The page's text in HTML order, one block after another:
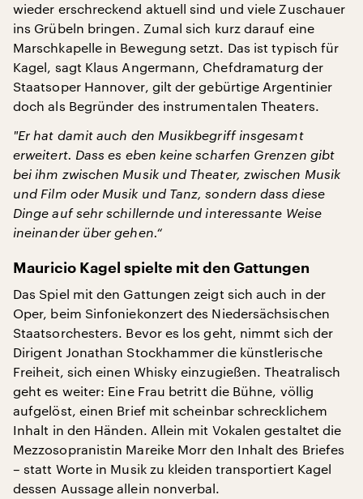
wieder erschreckend aktuell sind und viele Zuschauer
ins Grübeln bringen. Zumal sich kurz darauf eine
Marschkapelle in Bewegung setzt. Das ist typisch für
Kagel, sagt Klaus Angermann, Chefdramaturg der
Staatsoper Hannover, gilt der gebürtige Argentinier
doch als Begründer des instrumentalen Theaters.
"Er hat damit auch den Musikbegriff insgesamt
erweitert. Dass es eben keine scharfen Grenzen gibt
bei ihm zwischen Musik und Theater, zwischen Musik
und Film oder Musik und Tanz, sondern dass diese
Dinge auf sehr schillernde und interessante Weise
ineinander über gehen.“
Mauricio Kagel spielte mit den Gattungen
Das Spiel mit den Gattungen zeigt sich auch in der
Oper, beim Sinfoniekonzert des Niedersächsischen
Staatsorchesters. Bevor es los geht, nimmt sich der
Dirigent Jonathan Stockhammer die künstlerische
Freiheit, sich einen Whisky einzugießen. Theatralisch
geht es weiter: Eine Frau betritt die Bühne, völlig
aufgelöst, einen Brief mit scheinbar schrecklichem
Inhalt in den Händen. Allein mit Vokalen gestaltet die
Mezzosopranistin Mareike Morr den Inhalt des Briefes
– statt Worte in Musik zu kleiden transportiert Kagel
dessen Aussage allein nonverbal.